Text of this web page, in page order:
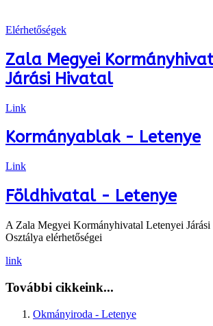
Elérhetőségek
Zala Megyei
Járási Hivatal
Link
Kormányablak - Letenye
Link
Földhivatal - Letenye
A Zala Megyei Kormányhivatal Letenyei
Osztálya elérhetőségei
link
További cikkeink...
Okmányiroda - Letenye